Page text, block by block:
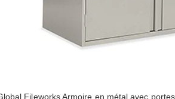
Fileworks Armoire en métal avec